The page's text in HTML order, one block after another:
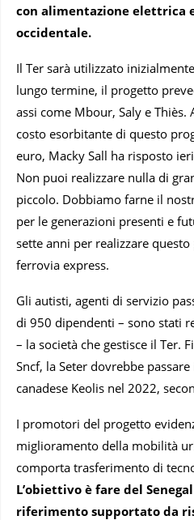
con alimentazione elettrica
occidentale.
Il Ter sarà utilizzato
lungo termine, il progetto
assi come Mbour, Saly e
costo esorbitante di questo
euro, Macky Sall ha risposto
Non puoi realizzare nulla di
piccolo. Dobbiamo farne il
per le generazioni presenti e
sette anni per realizzare
ferrovia express.
Gli autisti, agenti di servizio
di 950 dipendenti – sono stati
– la società che gestisce il Ter.
Sncf, la Seter dovrebbe
canadese Keolis nel 2022,
I promotori del progetto
miglioramento della mobilità
comporta trasferimento di
L’obiettivo è fare del
riferimento supportato da